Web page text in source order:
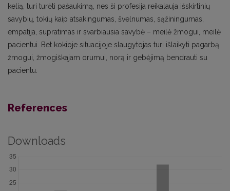
kelią, turi turėti pašaukimą, nes ši profesija reikalauja išskirtinių
savybių, tokių kaip atsakingumas, švelnumas, sąžiningumas,
empatija, supratimas ir svarbiausia savybė – meilė žmogui, meilė
pacientui. Bet kokioje situacijoje slaugytojas turi išlaikyti pagarbą
žmogui, žmogiškajam orumui, norą ir gebėjimą bendrauti su
pacientu.
References
Downloads